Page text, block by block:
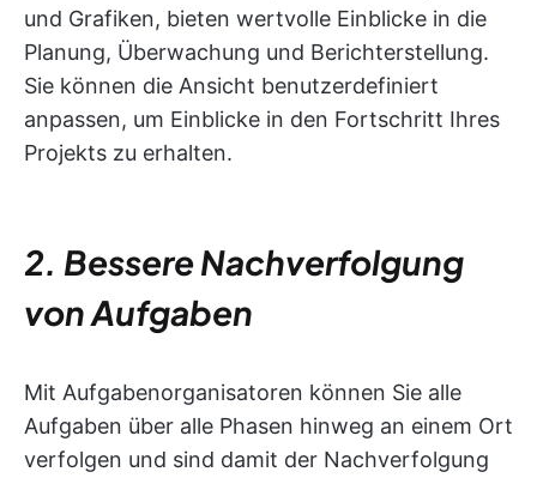
und Grafiken, bieten wertvolle Einblicke in die
Planung, Überwachung und Berichterstellung.
Sie können die Ansicht benutzerdefiniert
anpassen, um Einblicke in den Fortschritt Ihres
Projekts zu erhalten.
2. Bessere Nachverfolgung
von Aufgaben
Mit Aufgabenorganisatoren können Sie alle
Aufgaben über alle Phasen hinweg an einem Ort
verfolgen und sind damit der Nachverfolgung